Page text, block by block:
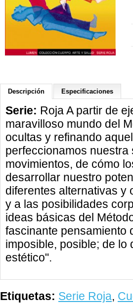
Descripción Especificaciones
Serie: Roja A partir de
maravilloso mundo del
ocultas y refinando
perfeccionamos
movimientos, de cómo
desarrollar nuestro
diferentes alternativas y
y a las posibilidades
ideas básicas del
fascinante pensamiento
imposible, posible; de lo
estético".
Etiquetas: Serie Roja,